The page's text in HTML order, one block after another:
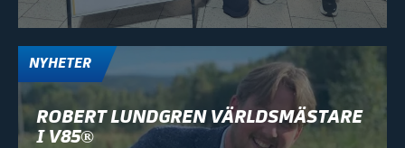
NYHETER
ROBERT LUNDGREN VÄRLDSMÄSTARE
I V85®